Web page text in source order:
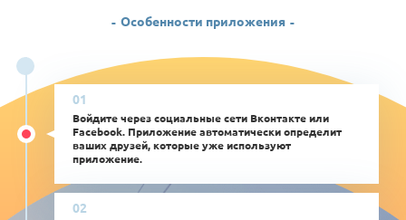
Особенности приложения
Войдите через социальные сети Вконтакте или
Facebook. Приложение автоматически определит
ваших друзей, которые уже используют
приложение.